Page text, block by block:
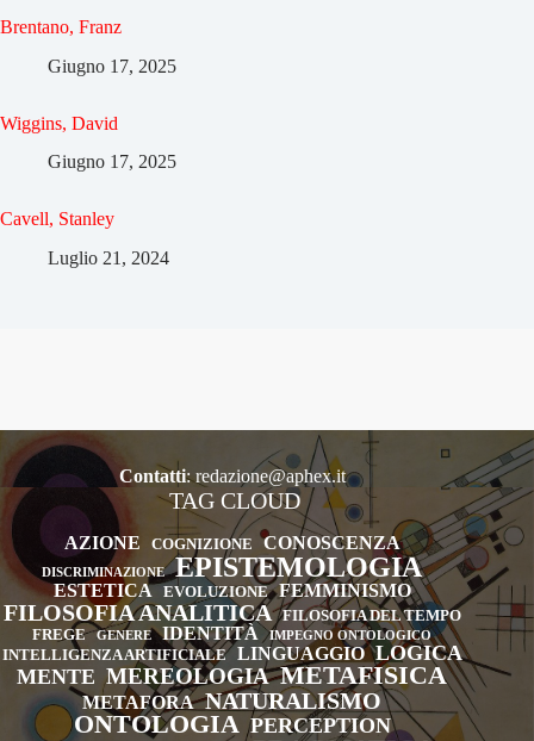
Brentano, Franz
Giugno 17, 2025
Wiggins, David
Giugno 17, 2025
Cavell, Stanley
Luglio 21, 2024
Contatti:redazione@aphex.it
TAG CLOUD
AZIONE COGNIZIONE CONOSCENZA
DISCRIMINAZIONE EPISTEMOLOGIA
ESTETICA EVOLUZIONE FEMMINISMO
FILOSOFIA ANALITICA
FILOSOFIA DEL TEMPO
FREGE
GENERE IDENTITÀ IMPEGNO ONTOLOGICO
INTELLIGENZA ARTIFICIALE LINGUAGGIO LOGICA
MENTE MEREOLOGIA METAFISICA
METAFORA NATURALISMO
ONTOLOGIA PERCEPTION